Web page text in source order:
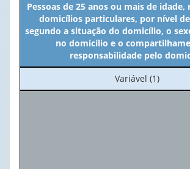
Pessoas de 25 anos ou mais de idade,
domicílios particulares, por nível
segundo a situação do domicílio, o
no domicílio e o
responsabilidade pelo
No
cabeçalho:
Variável (1)